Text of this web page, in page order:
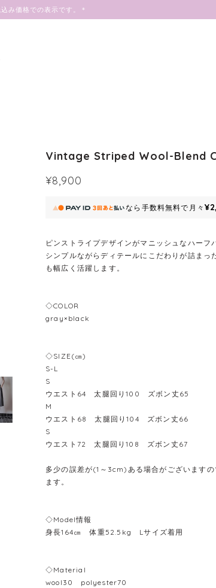
み価格での表示です。＊
Vintage Striped Wool-Blend
¥8,900
なら 手数料無料で 月々
ピンストライプデザインがマニッシュなハーフ
シンプルながらディテールにこだわりが詰まっ
も幅広く活躍します。
◇COLOR
gray×black
◇SIZE(㎝)
S-L
S
ウエスト64 太腿回り100 ズボン丈65
M
ウエスト68 太腿回り104 ズボン丈66
S
ウエスト72 太腿回り108 ズボン丈67
多少の誤差が(1～3cm)ある場合がございます
ます。
◇Model情報
身長164㎝ 体重52.5kg Lサイズ着用
◇Material
wool30 polyester70